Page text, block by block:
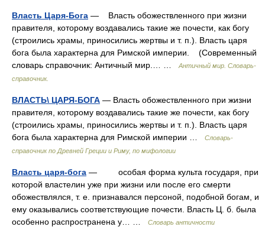
Власть Царя-Бога — Власть обожествленного при жизни
правителя, которому воздавались такие же почести, как богу
(строились храмы, приносились жертвы и т. п.). Власть царя
бога была характерна для Римской империи. (Современный
словарь справочник: Античный мир.… …
Античный мир. Словарь-
справочник.
ВЛАСТЬ\ ЦАРЯ-БОГА — Власть обожествленного при жизни
правителя, которому воздавались такие же почести, как богу
(строились храмы, приносились жертвы и т. п.). Власть царя
бога была характерна для Римской империи …
Cловарь-
справочник по Древней Греции и Риму, по мифологии
Власть царя-бога — особая форма культа государя, при
которой властелин уже при жизни или после его смерти
обожествлялся, т. е. признавался персоной, подобной богам, и
ему оказывались соответствующие почести. Власть Ц. б. была
особенно распространена у… …
Словарь античности